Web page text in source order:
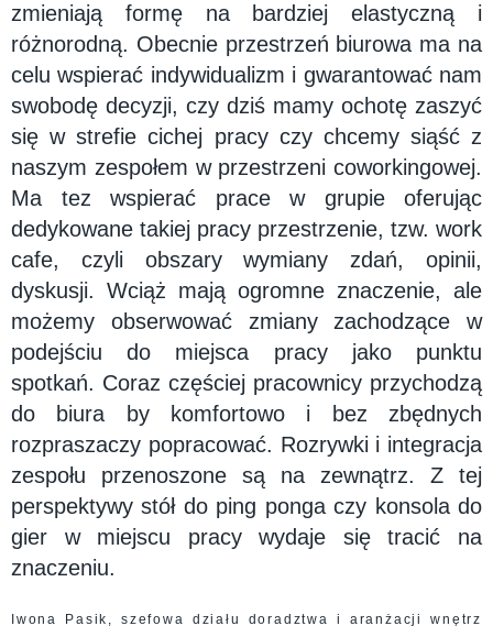
zmieniają formę na bardziej elastyczną i
różnorodną. Obecnie przestrzeń biurowa ma na
celu wspierać indywidualizm i gwarantować nam
swobodę decyzji, czy dziś mamy ochotę zaszyć
się w strefie cichej pracy czy chcemy siąść z
naszym zespołem w przestrzeni coworkingowej.
Ma tez wspierać prace w grupie oferując
dedykowane takiej pracy przestrzenie, tzw. work
cafe, czyli obszary wymiany zdań, opinii,
dyskusji. Wciąż mają ogromne znaczenie, ale
możemy obserwować zmiany zachodzące w
podejściu do miejsca pracy jako punktu
spotkań. Coraz częściej pracownicy przychodzą
do biura by komfortowo i bez zbędnych
rozpraszaczy popracować. Rozrywki i integracja
zespołu przenoszone są na zewnątrz. Z tej
perspektywy stół do ping ponga czy konsola do
gier w miejscu pracy wydaje się tracić na
znaczeniu.
Iwona Pasik, szefowa działu doradztwa i aranżacji wnętrz